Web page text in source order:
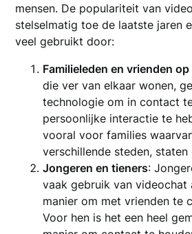
mensen. De populariteit van
stelselmatig toe de laatste jaren
veel gebruikt door:
Familieleden en vrienden
die ver van elkaar wonen,
technologie om in contact
persoonlijke interactie te
vooral voor families
verschillende steden,
Jongeren en tieners:
vaak gebruik van videochat
manier om met vrienden te
Voor hen is het een heel